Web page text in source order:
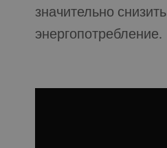
значительно снизить
энергопотребление.